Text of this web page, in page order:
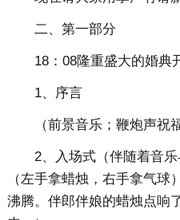
二、第一部分
18：08隆重盛大的婚典
1、序言
（前景音乐；鞭炮声祝
2、入场式（伴随着音
（左手拿蜡烛，右手拿气
沸腾。伴郎伴娘的蜡烛点响